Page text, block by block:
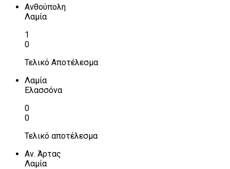
Ανθούπολη
Λαμία
1
0
Τελικό Αποτέλεσμα
Λαμία
Ελασσόνα
0
0
Τελικό αποτέλεσμα
Αν. Άρτας
Λαμία